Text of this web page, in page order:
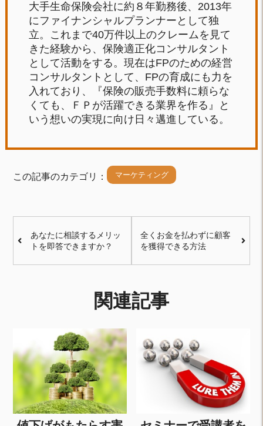
大手生命保険会社に約８年勤務後、2013年
にファイナンシャルプランナーとして独
立。これまで40万件以上のクレームを見て
きた経験から、保険適正化コンサルタント
として活動をする。現在はFPのための経営
コンサルタントとして、FPの育成にも力を
入れており、『保険の販売手数料に頼らな
くても、ＦＰが活躍できる業界を作る』と
いう想いの実現に向け日々邁進している。
この記事のカテゴリ： マーケティング
あなたに相談するメリッ
トを即答できますか？
全くお金を払わずに顧客
を獲得できる方法
関連記事